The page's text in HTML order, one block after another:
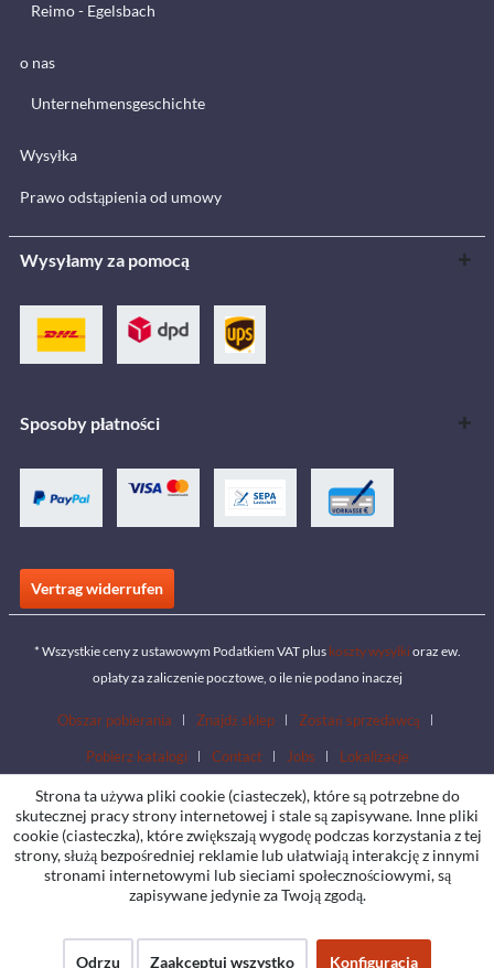
Reimo - Egelsbach
o nas
Unternehmensgeschichte
Wysyłka
Prawo odstąpienia od umowy
Wysyłamy za pomocą
Sposoby płatności
Vertrag widerrufen
* Wszystkie ceny z ustawowym Podatkiem VAT plus koszty wysyłki oraz ew.
opłaty za zaliczenie pocztowe, o ile nie podano inaczej
Obszar pobierania Znajdź sklep Zostań sprzedawcą
Pobierz katalogi Contact Jobs Lokalizacje
Strona ta używa pliki cookie (ciasteczek), które są potrzebne do
skutecznej pracy strony internetowej i stale są zapisywane. Inne pliki
cookie (ciasteczka), które zwiększają wygodę podczas korzystania z tej
strony, służą bezpośredniej reklamie lub ułatwiają interakcję z innymi
stronami internetowymi lub sieciami społecznościowymi, są
zapisywane jedynie za Twoją zgodą.
Odrzu Zaakceptuj wszystko Konfiguracja